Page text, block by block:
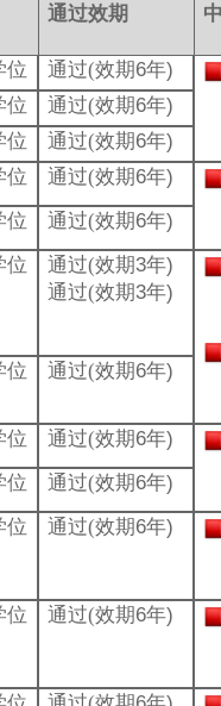
通过效期
位 通过(效期6年)
位
通过(效期6年)
位
通过(效期6年)
位 通过(效期6年)
位
通过(效期6年)
位 通过(效期3年)
通过(效期3年)
位 通过(效期6年)
位 通过(效期6年)
位
通过(效期6年)
位 通过(效期6年)
位 通过(效期6年)